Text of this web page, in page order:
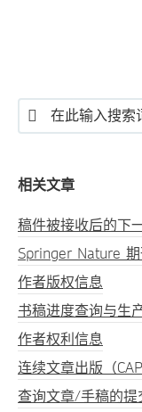
相关文章
稿件被接收后的下
Springer Nature
作者版权信息
书稿进度查询与生
作者权利信息
连续文章出版（
查询文章/手稿的提